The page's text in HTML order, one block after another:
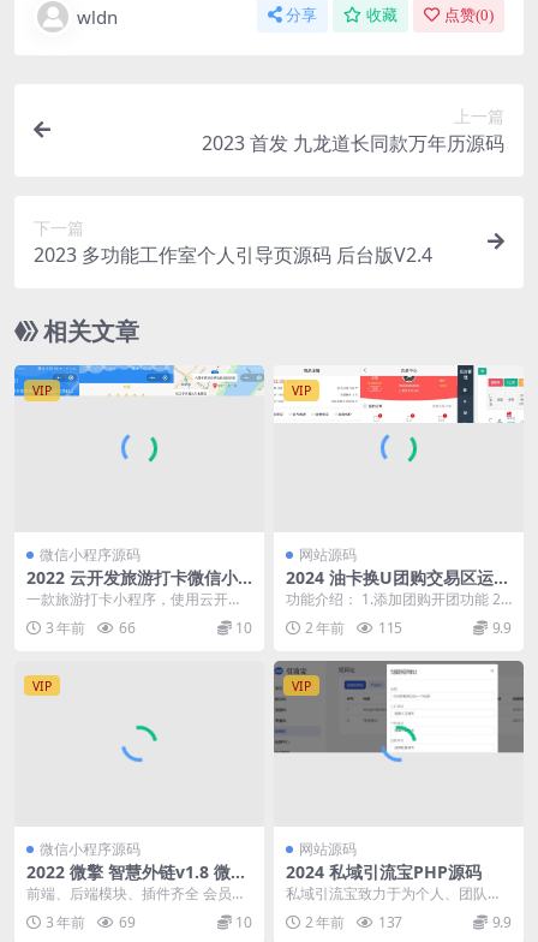
wldn 分享 收藏 点赞(0)
上一篇
2023 首发 九龙道长同款万年历源码
下一篇
2023 多功能工作室个人引导页源码 后台版V2.4
相关文章
VIP
微信小程序源码
2022 云开发旅游打卡微信小
程序源码
一款旅游打卡小程序，使用云开发
技术，taro 构建 主要功能有：景点
列表、景点详...
3 年前 66 10
VIP
网站源码
2024 油卡换U团购交易区运营
发卡源码
功能介绍： 1.添加团购开团功能 2.
添加交易区自由转卖功能 3.充值改
为U接口...
2 年前 115 9.9
VIP
微信小程序源码
2022 微擎 智慧外链v1.8 微信
小程序源码
前端、后端模块、插件齐全 会员付
费模式 √已上线 场景自动识别（微
信内、外、...
3 年前 69 10
VIP
网站源码
2024 私域引流宝PHP源码
私域引流宝致力于为个人、团队提
供基于微信私域流量的推广、引流
的效率工具。可减轻人...
2 年前 137 9.9